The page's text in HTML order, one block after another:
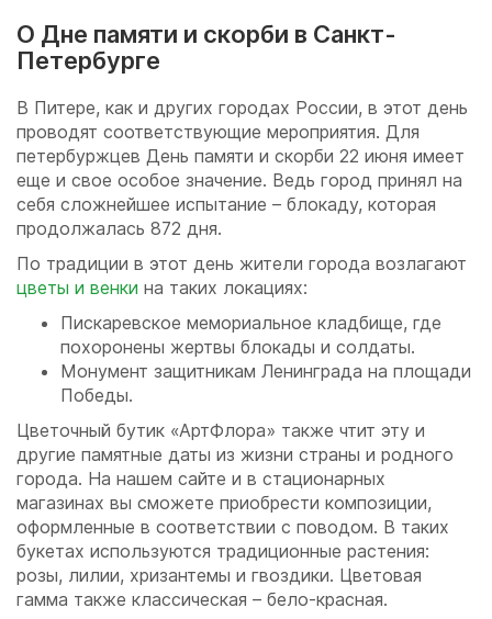
О Дне памяти и скорби в Санкт-
Петербурге
В Питере, как и других городах России, в этот день
проводят соответствующие мероприятия. Для
петербуржцев День памяти и скорби 22 июня имеет
еще и свое особое значение. Ведь город принял на
себя сложнейшее испытание – блокаду, которая
продолжалась 872 дня.
По традиции в этот день жители города возлагают
цветы и венки на таких локациях:
Пискаревское мемориальное кладбище, где
похоронены жертвы блокады и солдаты.
Монумент защитникам Ленинграда на площади
Победы.
Цветочный бутик «АртФлора» также чтит эту и
другие памятные даты из жизни страны и родного
города. На нашем сайте и в стационарных
магазинах вы сможете приобрести композиции,
оформленные в соответствии с поводом. В таких
букетах используются традиционные растения:
розы, лилии, хризантемы и гвоздики. Цветовая
гамма также классическая – бело-красная.